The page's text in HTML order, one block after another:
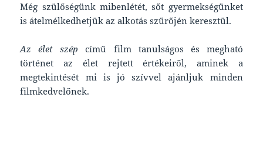
Még szülőségünk mibenlétét, sőt gyermekségünket
is átelmélkedhetjük az alkotás szűrőjén keresztül.
Az élet szép című film tanulságos és megható
történet az élet rejtett értékeiről, aminek a
megtekintését mi is jó szívvel ajánljuk minden
filmkedvelőnek.